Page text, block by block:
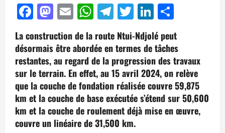
Facebook
Mastodon
EmailWhatsApp
Telegram
TwitterLinkedIn
La construction de la route Ntui-Ndjolé peut
désormais être abordée en termes de tâches
restantes, au regard de la progression des travaux
sur le terrain. En effet, au 15 avril 2024, on relève
que la couche de fondation réalisée couvre 59,875
km et la couche de base exécutée s’étend sur 50,600
km et la couche de roulement déjà mise en œuvre,
couvre un linéaire de 31,500 km.